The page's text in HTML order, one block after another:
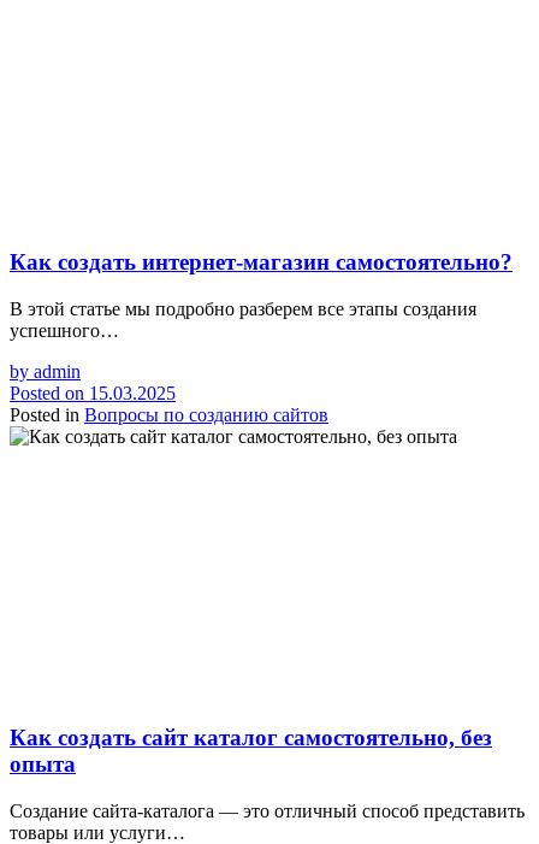
Как создать интернет-магазин самостоятельно?
В этой статье мы подробно разберем все этапы создания
успешного…
by admin
Posted on 15.03.2025
Posted in Вопросы по созданию сайтов
Как создать сайт каталог самостоятельно, без
опыта
Создание сайта-каталога — это отличный способ представить
товары или услуги…